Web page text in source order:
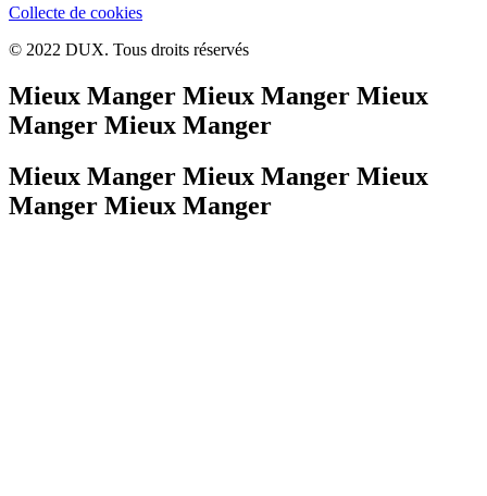
Collecte de cookies
© 2022 DUX. Tous droits réservés
Mieux Manger Mieux Manger Mieux
Manger Mieux Manger
Mieux Manger Mieux Manger Mieux
Manger Mieux Manger